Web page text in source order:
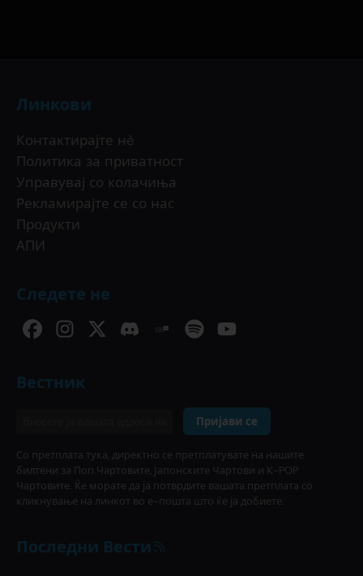
Линкови
Контактирајте нè
Политика за приватност
Управувај со колачиња
Рекламирајте се со нас
Продукти
АПИ
Следете не
Вестник
Пријави се
Со претплата тука, директно се претплатувате на нашите
билтени за Поп Чартовите, Јапонските Чартови и К-POP
Чартовите. Ќе морате да ја потврдите вашата претплата со
кликнување на линкот во е-пошта што ќе ја добиете.
Последни Вести